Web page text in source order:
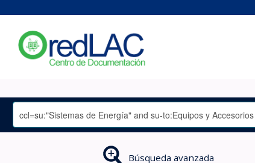
Búsqueda avanzada